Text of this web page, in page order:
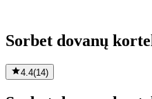
Sorbet dovanų
4.4(14)